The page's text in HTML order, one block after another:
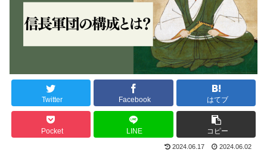
Twitter Facebook はてブ
Pocket LINE コピー
2024.06.17 2024.06.02